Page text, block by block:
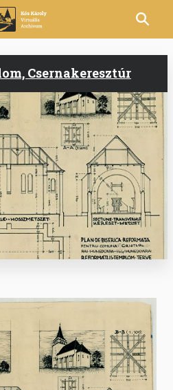
Csernakeresztúr